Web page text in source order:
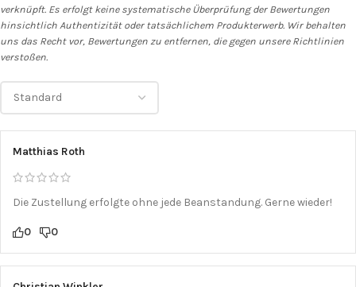
verknüpft. Es erfolgt keine systematische Überprüfung der Bewertungen
hinsichtlich Authentizität oder tatsächlichem Produkterwerb. Wir behalten
uns das Recht vor, Bewertungen zu entfernen, die gegen unsere Richtlinien
verstoßen.
Matthias Roth
Die Zustellung erfolgte ohne jede Beanstandung. Gerne wieder!
0 0